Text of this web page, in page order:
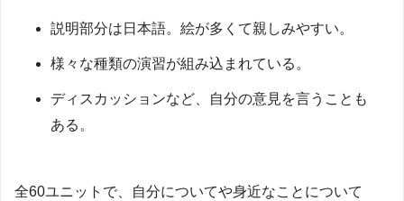
説明部分は日本語。絵が多くて親しみやすい。
様々な種類の演習が組み込まれている。
ディスカッションなど、自分の意見を言うことも
ある。
全60ユニットで、自分についてや身近なことについて